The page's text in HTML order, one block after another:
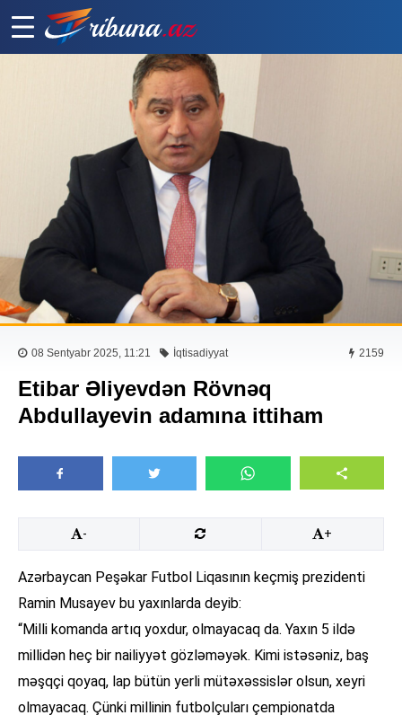
08 Sentyabr 2025, 11:21 İqtisadiyyat 2159
Etibar Əliyevdən Rövnəq
Abdullayevin adamına ittiham
- +
Azərbaycan Peşəkar Futbol Liqasının keçmiş prezidenti
Ramin Musayev bu yaxınlarda deyib:
“Milli komanda artıq yoxdur, olmayacaq da. Yaxın 5 ildə
millidən heç bir nailiyyət gözləməyək. Kimi istəsəniz, baş
məşqçi qoyaq, lap bütün yerli mütəxəssislər olsun, xeyri
olmayacaq. Çünki millinin futbolçuları çempionatda